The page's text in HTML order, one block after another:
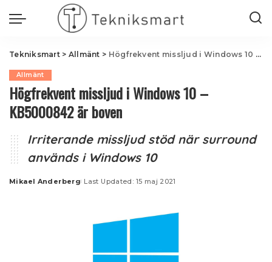
Tekniksmart> Allmänt > Högfrekvent missljud i Windows 10 – KB5000842 är boven
Allmänt
Högfrekvent missljud i Windows 10 –
KB5000842 är boven
Irriterande missljud stöd när surround
används i Windows 10
Posted
Mikael Anderberg Last Updated: 15 maj 2021